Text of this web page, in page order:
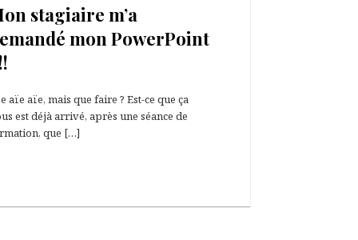
stagiaire m’a
mon PowerPoint
aïe aïe, mais que faire ? Est-ce que ça
est déjà arrivé, après une séance de
que […]